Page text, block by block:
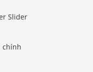
Slider
chính